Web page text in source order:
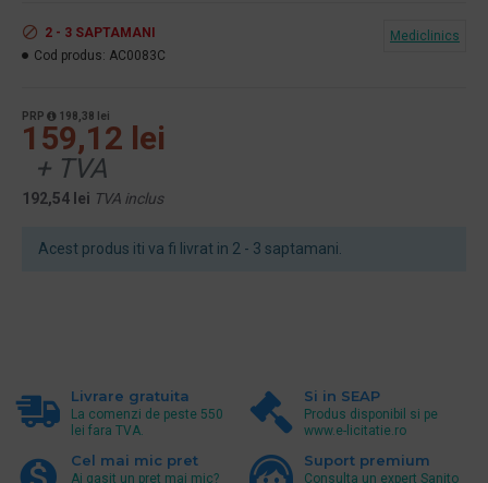
Acest produs iti va fi livrat in 2 - 3 saptamani.
PRP 198,38 lei
159,12 lei
+ TVA
192,54 lei TVA inclus
2 - 3 SAPTAMANI
Cod produs: AC0083C
Mediclinics
Livrare gratuita
La comenzi de peste 550
lei fara TVA.
Si in SEAP
Produs disponibil si pe
www.e-licitatie.ro
Cel mai mic pret
Ai gasit un pret mai mic?
Suport premium
Consulta un expert Sanito